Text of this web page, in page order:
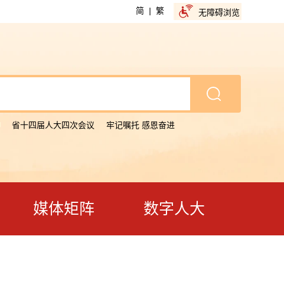
简 | 繁 无障碍浏览
省十四届人大四次会议 牢记嘱托 感恩奋进
媒体矩阵 数字人大